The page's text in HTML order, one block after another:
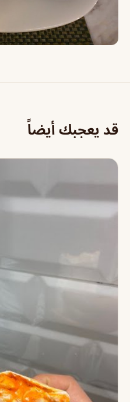
قد يعجبك أيضاً